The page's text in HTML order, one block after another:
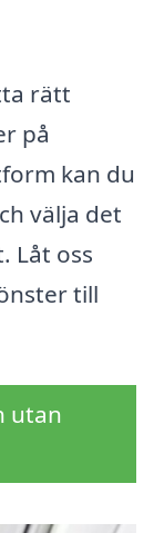
rätt
på
kan du
välja det
Låt oss
till
utan